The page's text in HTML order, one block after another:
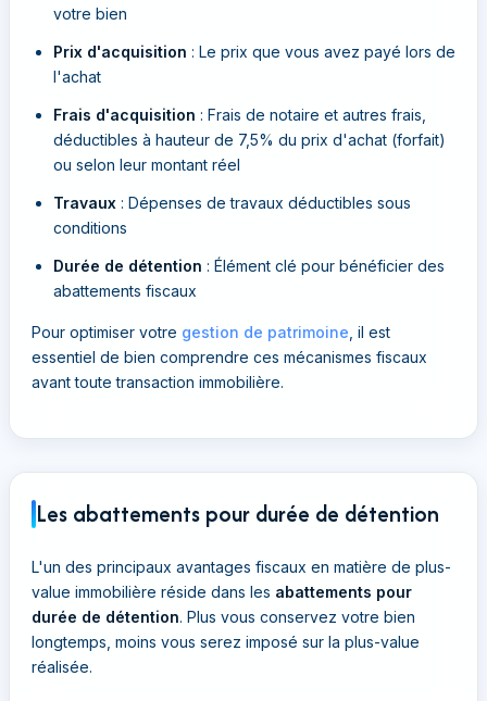
votre bien
Prix d'acquisition : Le prix que vous avez payé lors de
l'achat
Frais d'acquisition : Frais de notaire et autres frais,
déductibles à hauteur de 7,5% du prix d'achat (forfait)
ou selon leur montant réel
Travaux : Dépenses de travaux déductibles sous
conditions
Durée de détention : Élément clé pour bénéficier des
abattements fiscaux
Pour optimiser votre gestion de patrimoine , il est
essentiel de bien comprendre ces mécanismes fiscaux
avant toute transaction immobilière.
Les abattements pour durée de détention
L'un des principaux avantages fiscaux en matière de plus-
value immobilière réside dans les abattements pour
durée de détention. Plus vous conservez votre bien
longtemps, moins vous serez imposé sur la plus-value
réalisée.